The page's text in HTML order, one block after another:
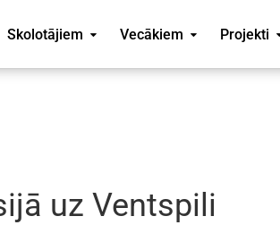
Skolotājiem Vecākiem Projekti
uz Ventspili